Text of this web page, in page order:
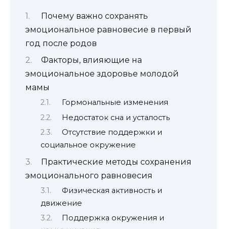
Почему важно сохранять
эмоциональное равновесие в первый
год после родов
Факторы, влияющие на
эмоциональное здоровье молодой
мамы
Гормональные изменения
Недостаток сна и усталость
Отсутствие поддержки и
социальное окружение
Практические методы сохранения
эмоционального равновесия
Физическая активность и
движение
Поддержка окружения и